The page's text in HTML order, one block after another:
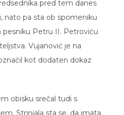
nato pa sta ob spomeniku
pesniku Petru II. Petroviću
Vujanović je na
kot dodaten dokaz
Strinjala sta se, da imata